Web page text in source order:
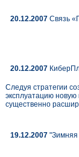
20.12.2007 Связь
20.12.2007
Следуя стратегии
эксплуатацию
существенно
19.12.2007